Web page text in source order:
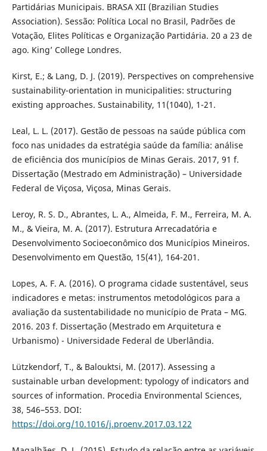
Partidárias Municipais. BRASA XII (Brazilian Studies
Association). Sessão: Política Local no Brasil, Padrões de
Votação, Elites Políticas e Organização Partidária. 20 a 23 de
ago. King’ College Londres.
Kirst, E.; & Lang, D. J. (2019). Perspectives on comprehensive
sustainability-orientation in municipalities: structuring
existing approaches. Sustainability, 11(1040), 1-21.
Leal, L. L. (2017). Gestão de pessoas na saúde pública com
foco nas unidades da estratégia saúde da família: análise
de eficiência dos municípios de Minas Gerais. 2017, 91 f.
Dissertação (Mestrado em Administração) – Universidade
Federal de Viçosa, Viçosa, Minas Gerais.
Leroy, R. S. D., Abrantes, L. A., Almeida, F. M., Ferreira, M. A.
M., & Vieira, M. A. (2017). Estrutura Arrecadatória e
Desenvolvimento Socioeconômico dos Municípios Mineiros.
Desenvolvimento em Questão, 15(41), 164-201.
Lopes, A. F. A. (2016). O programa cidade sustentável, seus
indicadores e metas: instrumentos metodológicos para a
avaliação da sustentabilidade no município de Prata – MG.
2016. 203 f. Dissertação (Mestrado em Arquitetura e
Urbanismo) - Universidade Federal de Uberlândia.
Lützkendorf, T., & Balouktsi, M. (2017). Assessing a
sustainable urban development: typology of indicators and
sources of information. Procedia Environmental Sciences,
38, 546–553. DOI:
https://doi.org/10.1016/j.proenv.2017.03.122